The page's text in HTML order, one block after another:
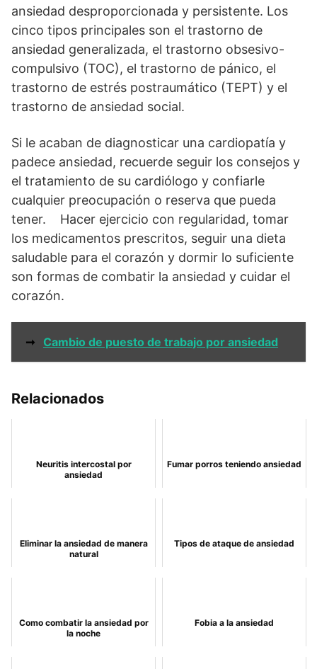
ansiedad desproporcionada y persistente. Los
cinco tipos principales son el trastorno de
ansiedad generalizada, el trastorno obsesivo-
compulsivo (TOC), el trastorno de pánico, el
trastorno de estrés postraumático (TEPT) y el
trastorno de ansiedad social.
Si le acaban de diagnosticar una cardiopatía y
padece ansiedad, recuerde seguir los consejos y
el tratamiento de su cardiólogo y confiarle
cualquier preocupación o reserva que pueda
tener. Hacer ejercicio con regularidad, tomar
los medicamentos prescritos, seguir una dieta
saludable para el corazón y dormir lo suficiente
son formas de combatir la ansiedad y cuidar el
corazón.
➞ Cambio de puesto de trabajo por ansiedad
Relacionados
Neuritis intercostal por
ansiedad
Fumar porros teniendo ansiedad
Eliminar la ansiedad de manera
natural
Tipos de ataque de ansiedad
Como combatir la ansiedad por
la noche
Fobia a la ansiedad